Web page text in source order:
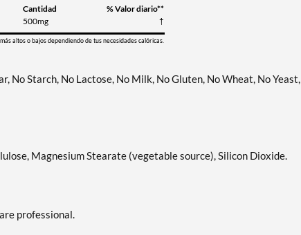
Cantidad
% Valor diario**
500mg †
altos o bajos dependiendo de tus necesidades calóricas.
No Starch, No Lactose, No Milk, No Gluten, No Wheat, No Yeast,
Magnesium Stearate (vegetable source), Silicon Dioxide.
professional.